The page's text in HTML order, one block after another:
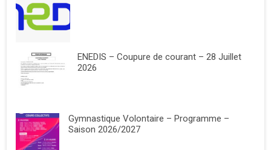
ENEDIS – Coupure de courant – 28 Juillet
2026
Gymnastique Volontaire – Programme –
Saison 2026/2027